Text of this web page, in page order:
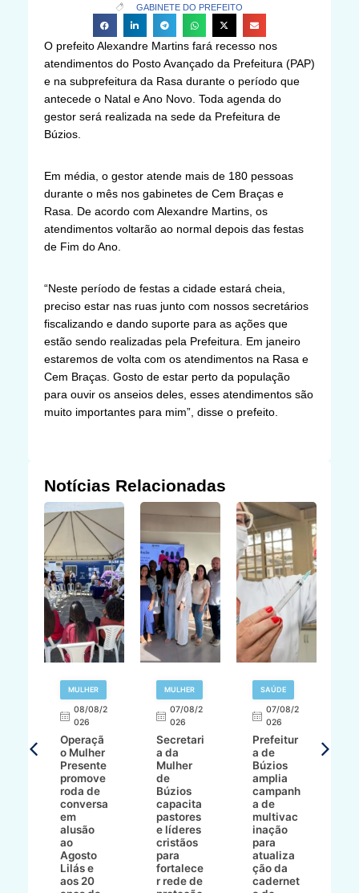
GABINETE DO PREFEITO
O prefeito Alexandre Martins fará recesso nos
atendimentos do Posto Avançado da Prefeitura (PAP)
e na subprefeitura da Rasa durante o período que
antecede o Natal e Ano Novo. Toda agenda do
gestor será realizada na sede da Prefeitura de
Búzios.
Em média, o gestor atende mais de 180 pessoas
durante o mês nos gabinetes de Cem Braças e
Rasa. De acordo com Alexandre Martins, os
atendimentos voltarão ao normal depois das festas
de Fim do Ano.
“Neste período de festas a cidade estará cheia,
preciso estar nas ruas junto com nossos secretários
fiscalizando e dando suporte para as ações que
estão sendo realizadas pela Prefeitura. Em janeiro
estaremos de volta com os atendimentos na Rasa e
Cem Braças. Gosto de estar perto da população
para ouvir os anseios deles, esses atendimentos são
muito importantes para mim”, disse o prefeito.
Notícias Relacionadas
MULHER
08/08/2
026
Operaçã
o Mulher
Presente
promove
roda de
conversa
em
alusão
ao
Agosto
Lilás e
aos 20
MULHER
07/08/2
026
Secretari
a da
Mulher
de
Búzios
capacita
pastores
e líderes
cristãos
para
fortalece
r rede de
SAÚDE
07/08/2
026
Prefeitur
a de
Búzios
amplia
campanh
a de
multivac
inação
para
atualiza
ção da
cadernet